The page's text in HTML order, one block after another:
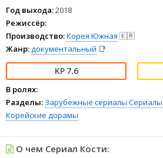
Год выхода:2018
Режиссёр:
Производство:Корея Южная 🇰🇷
Жанр:документальный 📑
7.6
В ролях:
Разделы: Зарубежные сериалы Сериалы
Корейские дорамы
О чем Сериал Кости: